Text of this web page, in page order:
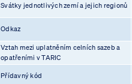
Svátky jednotlivých zemí a jejich regionů
Odkaz
Vztah mezi uplatněním celních sazeb a
opatřeními v TARIC
Přídavný kód